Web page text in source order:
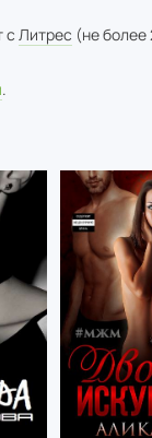
с Литрес (не более
.